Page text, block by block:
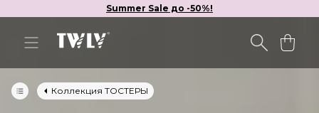
Summer Sale до -50%!
Коллекция ТОСТЕРЫ